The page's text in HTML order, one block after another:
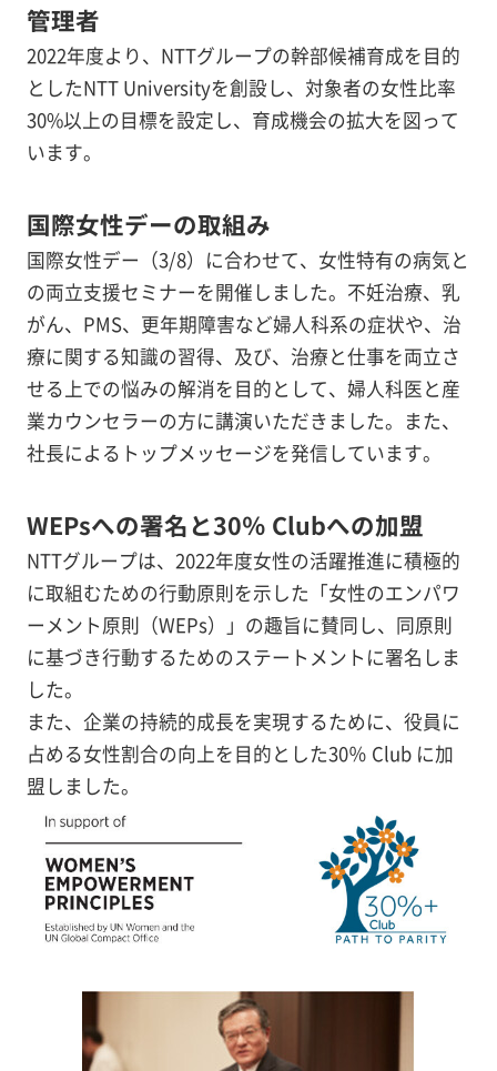
管理者
2022年度より、NTTグループの幹部候補育成を目的
としたNTT Universityを創設し、対象者の女性比率
30%以上の目標を設定し、育成機会の拡大を図って
います。
国際女性デーの取組み
国際女性デー（3/8）に合わせて、女性特有の病気と
の両立支援セミナーを開催しました。不妊治療、乳
がん、PMS、更年期障害など婦人科系の症状や、治
療に関する知識の習得、及び、治療と仕事を両立さ
せる上での悩みの解消を目的として、婦人科医と産
業カウンセラーの方に講演いただきました。また、
社長によるトップメッセージを発信しています。
WEPsへの署名と30％ Clubへの加盟
NTTグループは、2022年度女性の活躍推進に積極的
に取組むための行動原則を示した「女性のエンパワ
ーメント原則（WEPs）」の趣旨に賛同し、同原則
に基づき行動するためのステートメントに署名しま
した。
また、企業の持続的成長を実現するために、役員に
占める女性割合の向上を目的とした30％ Club に加
盟しました。